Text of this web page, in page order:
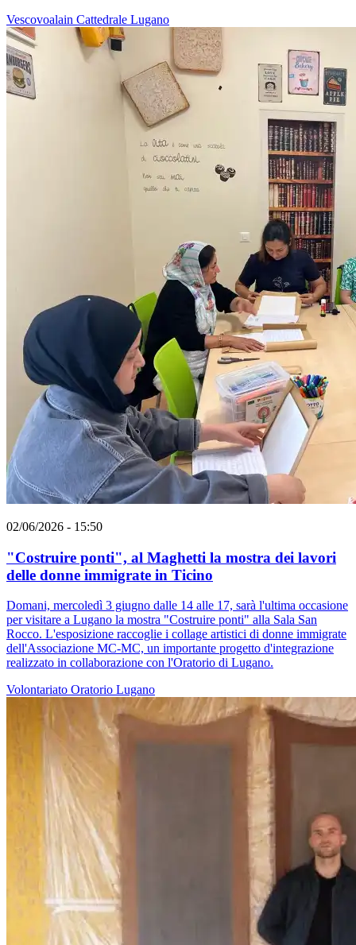
Vescovoalain Cattedrale Lugano
02/06/2026 - 15:50
"Costruire ponti", al Maghetti la mostra dei lavori
delle donne immigrate in Ticino
Domani, mercoledì 3 giugno dalle 14 alle 17, sarà l'ultima occasione
per visitare a Lugano la mostra "Costruire ponti" alla Sala San
Rocco. L'esposizione raccoglie i collage artistici di donne immigrate
dell'Associazione MC-MC, un importante progetto d'integrazione
realizzato in collaborazione con l'Oratorio di Lugano.
Volontariato Oratorio Lugano